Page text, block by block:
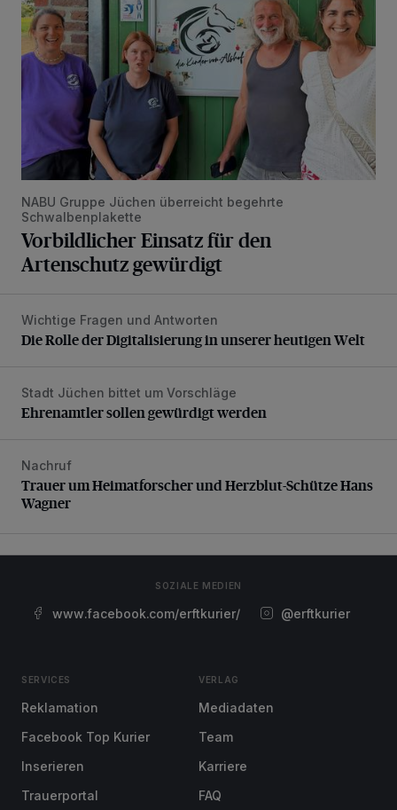
NABU Gruppe Jüchen überreicht begehrte
Schwalbenplakette
Vorbildlicher Einsatz für den
Artenschutz gewürdigt
Die Rolle der Digitalisierung in unserer heutigen Welt
Wichtige Fragen und Antworten
Die Rolle der Digitalisierung in unserer heutigen Welt
Ehrenamtler sollen gewürdigt werden
Stadt Jüchen bittet um Vorschläge
Ehrenamtler sollen gewürdigt werden
Trauer um Heimatforscher und Herzblut-Schütze Hans
Nachruf
Trauer um Heimatforscher und Herzblut-Schütze Hans
Wagner
SOZIALE MEDIEN
www.facebook.com/erftkurier/ @erftkurier
SERVICES
Reklamation
Facebook Top Kurier
Inserieren
Trauerportal
VERLAG
Mediadaten
Team
Karriere
FAQ